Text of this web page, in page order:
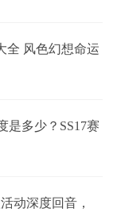
全 风色幻想命运
是多少？SS17赛
动深度回音，